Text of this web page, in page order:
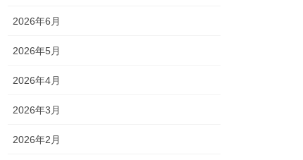
2026年6月
2026年5月
2026年4月
2026年3月
2026年2月